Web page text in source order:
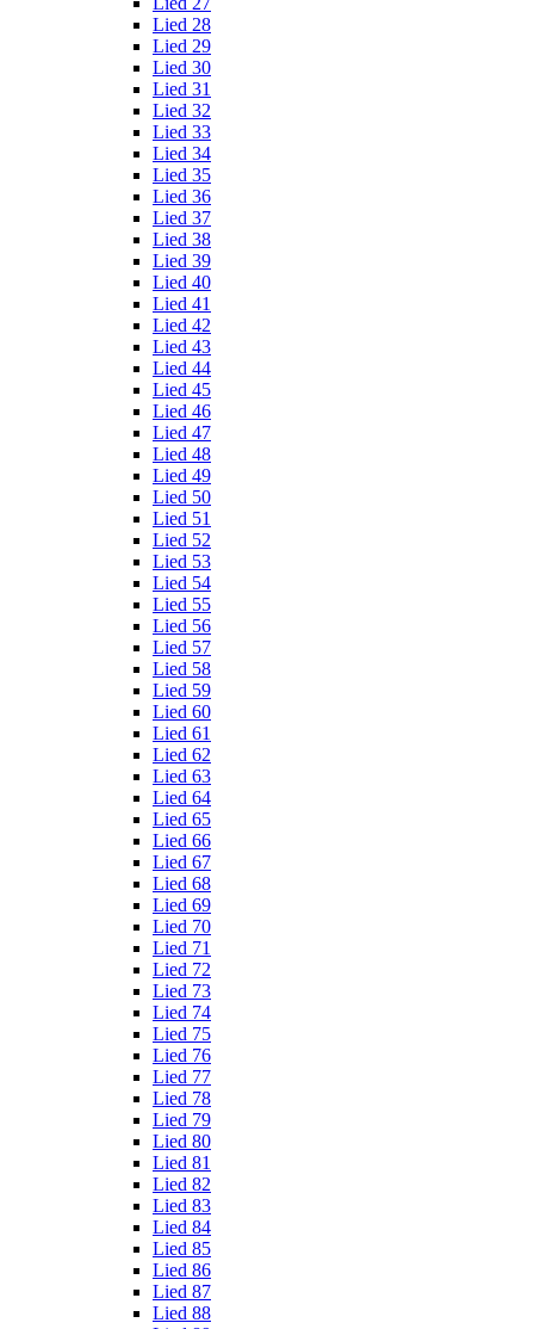
Lied 28
Lied 29
Lied 30
Lied 31
Lied 32
Lied 33
Lied 34
Lied 35
Lied 36
Lied 37
Lied 38
Lied 39
Lied 40
Lied 41
Lied 42
Lied 43
Lied 44
Lied 45
Lied 46
Lied 47
Lied 48
Lied 49
Lied 50
Lied 51
Lied 52
Lied 53
Lied 54
Lied 55
Lied 56
Lied 57
Lied 58
Lied 59
Lied 60
Lied 61
Lied 62
Lied 63
Lied 64
Lied 65
Lied 66
Lied 67
Lied 68
Lied 69
Lied 70
Lied 71
Lied 72
Lied 73
Lied 74
Lied 75
Lied 76
Lied 77
Lied 78
Lied 79
Lied 80
Lied 81
Lied 82
Lied 83
Lied 84
Lied 85
Lied 86
Lied 87
Lied 88